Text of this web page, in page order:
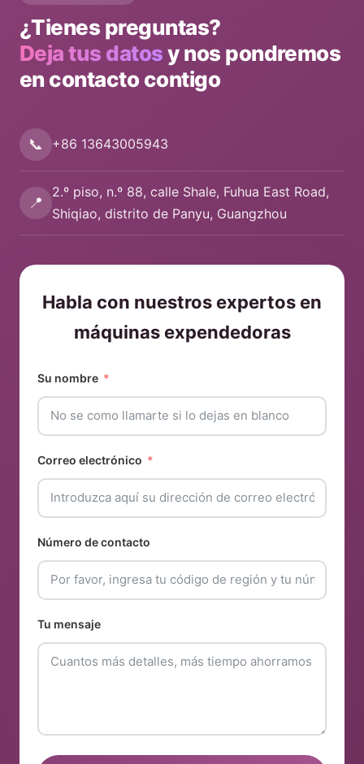
¿Tienes preguntas?
Deja tus datosy nos pondremos
en contacto contigo
📞 +86 13643005943
📍
2.º piso, n.º 88, calle Shale, Fuhua East Road,
Shiqiao, distrito de Panyu, Guangzhou
Habla con nuestros expertos en
máquinas expendedoras
Su nombre
Correo electrónico
Número de contacto
Tu mensaje